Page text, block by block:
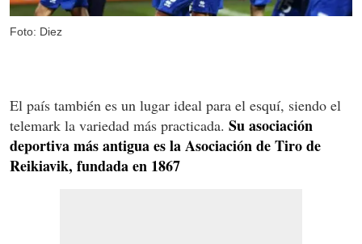
Foto: Diez
El país también es un lugar ideal para el esquí, siendo el
telemark la variedad más practicada. Su asociación
deportiva más antigua es la Asociación de Tiro de
Reikiavik, fundada en 1867